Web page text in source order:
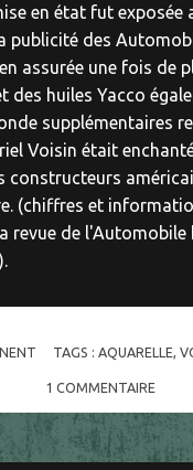
en état fut exposée
publicité des
assurée une fois de
des huiles Yacco
supplémentaires
Voisin était
constructeurs
(chiffres et
revue de
TAGS : AQUARELLE ,
1 COMMENTAIRE